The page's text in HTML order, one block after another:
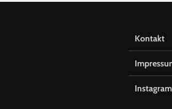
Kontakt
Instagram